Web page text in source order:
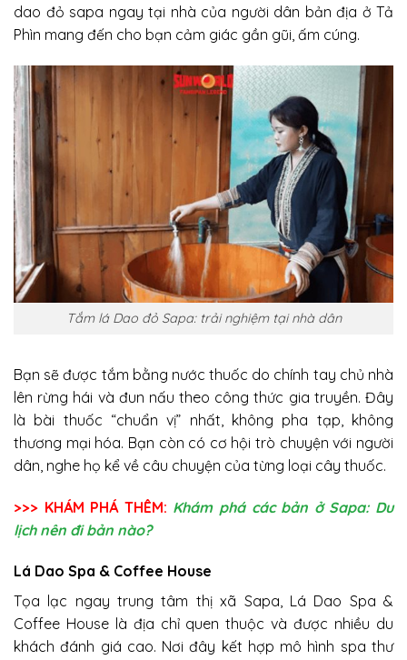
dao đỏ sapa ngay tại nhà của người dân bản địa ở Tả
Phìn mang đến cho bạn cảm giác gần gũi, ấm cúng.
Tắm lá Dao đỏ Sapa: trải nghiệm tại nhà dân
Bạn sẽ được tắm bằng nước thuốc do chính tay chủ nhà
lên rừng hái và đun nấu theo công thức gia truyền. Đây
là bài thuốc “chuẩn vị” nhất, không pha tạp, không
thương mại hóa. Bạn còn có cơ hội trò chuyện với người
dân, nghe họ kể về câu chuyện của từng loại cây thuốc.
>>> KHÁM PHÁ THÊM: Khám phá các bản ở Sapa: Du
lịch nên đi bản nào?
Lá Dao Spa & Coffee House
Tọa lạc ngay trung tâm thị xã Sapa, Lá Dao Spa &
Coffee House là địa chỉ quen thuộc và được nhiều du
khách đánh giá cao. Nơi đây kết hợp mô hình spa thư